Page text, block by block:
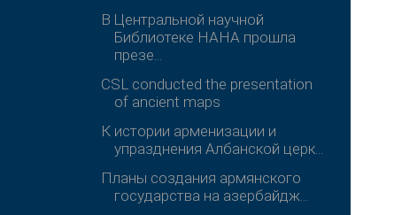
В Центральной научной
Библиотеке НАНА прошла
презе...
CSL conducted the presentation
of ancient maps
К истории арменизации и
упразднения Албанской церк...
Планы создания армянского
государства на азербайдж...